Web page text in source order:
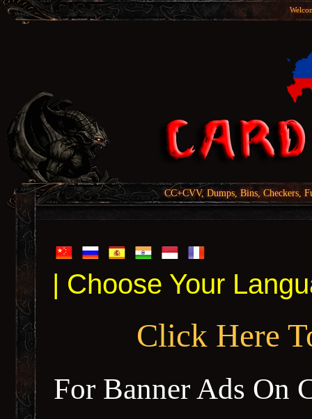
CC+CVV, Dumps, Bins, Checkers,
| Choose Your
Click Here
For Banner Ads On